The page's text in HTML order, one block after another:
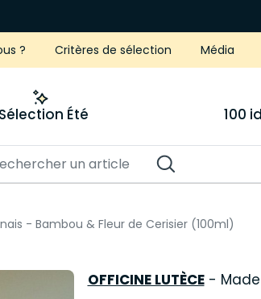
? Critères de sélection Média
Sélection Été 100
- Bambou & Fleur de Cerisier (100ml)
OFFICINE LUTÈCE-